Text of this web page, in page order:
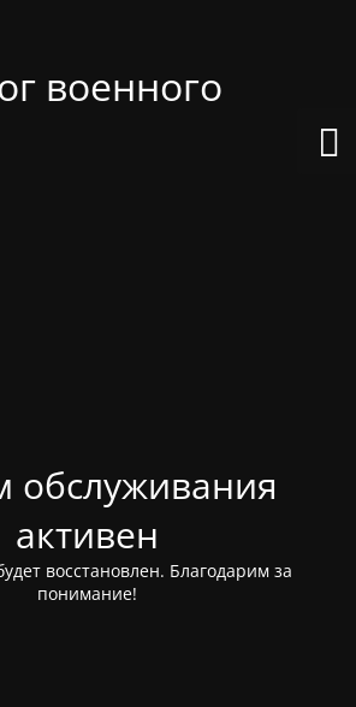
военного
обслуживания
активен
восстановлен. Благодарим за
понимание!